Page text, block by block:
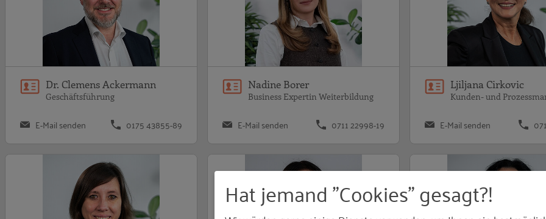
Dr. Clemens Ackermann
Geschäftsführung
E-Mail senden 0175 43855-89
Nadine Borer
Business Expertin Weiterbildung
E-Mail senden 0711 22998-19
Ljiljana Cirkovic
Kunden- und
E-Mail senden
Hat jemand "Cookies" gesagt?!